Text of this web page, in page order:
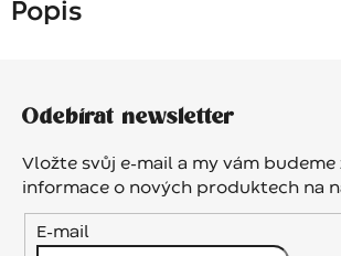
Popis
Odebírat newsletter
Vložte svůj e-mail a my vám budeme
informace o nových produktech na
E-mail